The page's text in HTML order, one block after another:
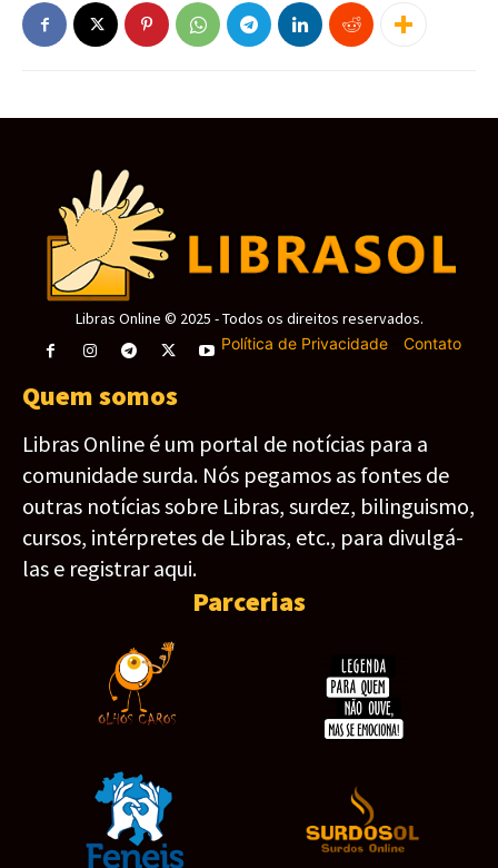
Libras Online © 2025 - Todos os direitos reservados.
Política de Privacidade- Contato
Quem somos
Libras Online é um portal de notícias para a
comunidade surda. Nós pegamos as fontes de
outras notícias sobre Libras, surdez, bilinguismo,
cursos, intérpretes de Libras, etc., para divulgá-
las e registrar aqui.
Parcerias